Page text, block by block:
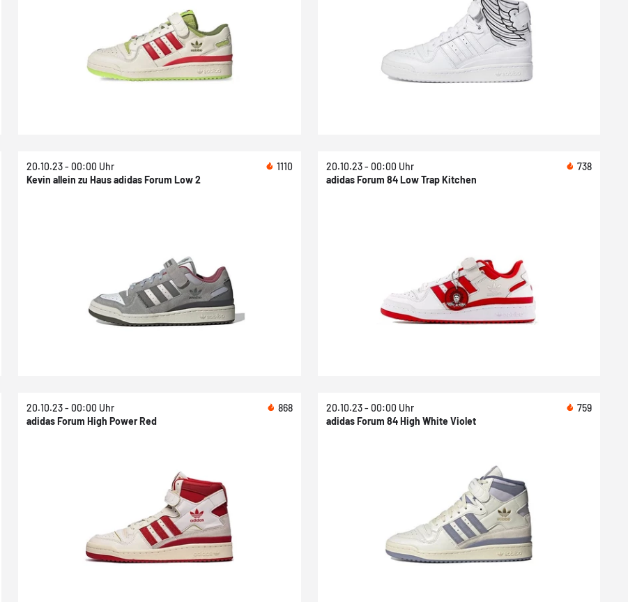
20.10.23 - 00:00 Uhr
1110
Kevin allein zu Haus adidas Forum Low 2
20.10.23 - 00:00 Uhr
738
adidas Forum 84 Low Trap Kitchen
20.10.23 - 00:00 Uhr
868
adidas Forum High Power Red
20.10.23 - 00:00 Uhr
759
adidas Forum 84 High White Violet